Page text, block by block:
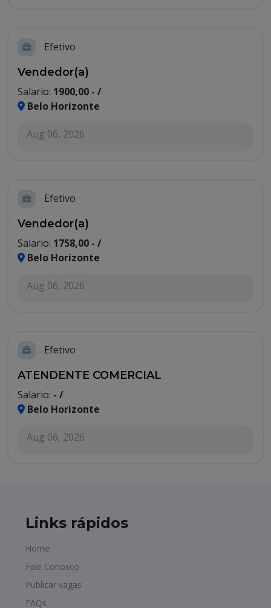
Efetivo
Vendedor(a)
Salario: 1900,00 - /
Belo Horizonte
Aug 06, 2026
Efetivo
Vendedor(a)
Salario: 1758,00 - /
Belo Horizonte
Aug 06, 2026
Efetivo
ATENDENTE COMERCIAL
Salario: - /
Belo Horizonte
Aug 06, 2026
Links rápidos
Home
Fale Conosco
Publicar vagas
FAQs